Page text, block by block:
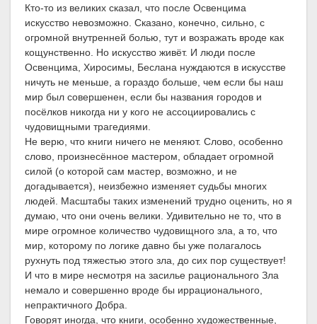
Кто-то из великих сказал, что после Освенцима
искусство невозможно. Сказано, конечно, сильно, с
огромной внутренней болью, тут и возражать вроде как
кощунственно. Но искусство живёт. И люди после
Освенцима, Хиросимы, Беслана нуждаются в искусстве
ничуть не меньше, а гораздо больше, чем если бы наш
мир был совершенен, если бы названия городов и
посёлков никогда ни у кого не ассоциировались с
чудовищными трагедиями.
Не верю, что книги ничего не меняют. Слово, особенно
слово, произнесённое мастером, обладает огромной
силой (о которой сам мастер, возможно, и не
догадывается), неизбежно изменяет судьбы многих
людей. Масштабы таких изменений трудно оценить, но я
думаю, что они очень велики. Удивительно не то, что в
мире огромное количество чудовищного зла, а то, что
мир, которому по логике давно бы уже полагалось
рухнуть под тяжестью этого зла, до сих пор существует!
И что в мире несмотря на засилье рационального Зла
немало и совершенно вроде бы иррационального,
непрактичного Добра.
Говорят иногда, что книги, особенно художественные,